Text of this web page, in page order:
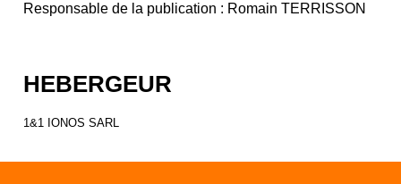
Responsable de la publication : Romain TERRISSON
HEBERGEUR
1&1 IONOS SARL